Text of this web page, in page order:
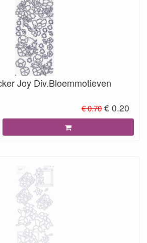
Joy Div.Bloemmotieven
€ 0.70 € 0.20